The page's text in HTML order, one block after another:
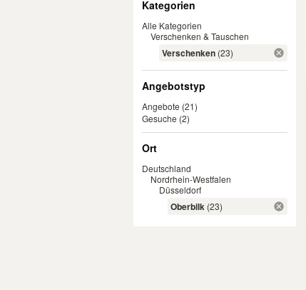
Kategorien
Alle Kategorien
Verschenken & Tauschen
Verschenken (23)
Angebotstyp
Angebote (21)
Gesuche (2)
Ort
Deutschland
Nordrhein-Westfalen
Düsseldorf
Oberbilk (23)